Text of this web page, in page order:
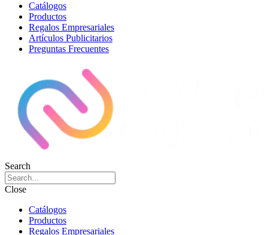
Catálogos
Productos
Regalos Empresariales
Artículos Publicitarios
Preguntas Frecuentes
Search
Close
Catálogos
Productos
Regalos Empresariales